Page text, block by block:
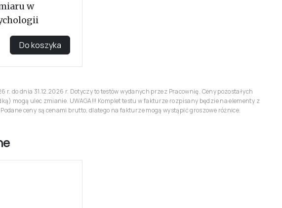
w
Do koszyka
r. do dnia 31.12.2026 r. Dotyczy to testów wydanych przez Pracownię. Ceny pozostałych
mogą ulec zmianie. UWAGA!!! Komplet testu w fakturze rozpisany będzie na elementy z
ceny są cenami brutto, dlatego na fakturze mogą wystąpić groszowe różnice.